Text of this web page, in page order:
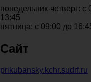
понедельник-четверг:
13:45
пятница: с 09:00 до
Сайт
prikubansky.kchr.sudrf.ru